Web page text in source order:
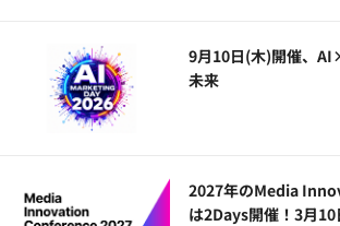
9月10日(木)開催、
未来
2027年のMedia
は2Days開催！3月10